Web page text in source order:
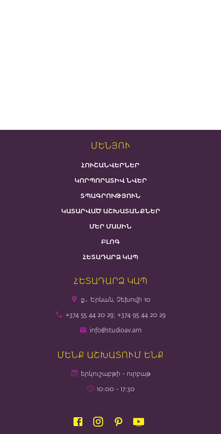
ՄԵՆՅՈՒ
ՀՈՒՇԱՆՎԵՐՆԵՐ
ԿՈՐՊՈՐԱՏԻՎ ՆՎԵՐ
ՏՊԱԳՐՈՒԹՅՈՒՆ
ԿԱՏԱՐՎԱԾ ԱՇԽԱՏԱՆՔՆԵՐ
ՄԵՐ ՄԱՍԻՆ
ԲԼՈԳ
ՀԵՏԱԴԱՐՁ ԿԱՊ
ՀԵՏԱԴԱՐՁ ԿԱՊ
ք․ Երևան, Չեխովի 10
+374 55 44 20 29; +374 95 44 20 29
info@studioav.am
ՄԵՆՔ ԱՇԽԱՏՈՒՄ ԵՆՔ
երկուշաբթի - ուրբաթ
10։00 - 17։30